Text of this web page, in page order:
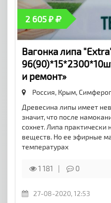
2 605 ₽
Вагонка липа
и ремонт»
Россия, Крым,
Древесина липы имеет
значит, что после
сохнет. Липа практически
веществ. Но ее эфирные
температурах
1 181 0
27-08-2020, 12:53